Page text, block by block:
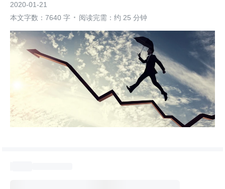
2020-01-21
本文字数：7640 字
阅读完需：约 25 分钟